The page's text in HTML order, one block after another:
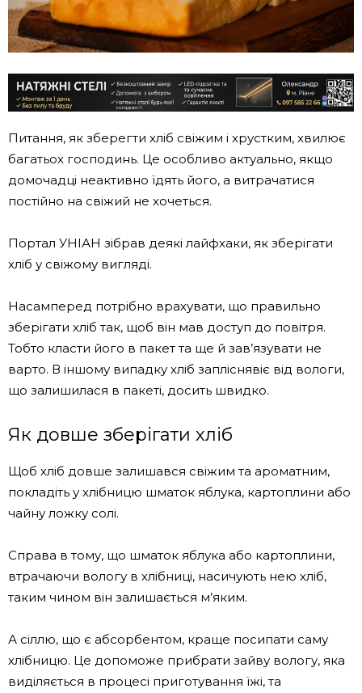
Питання, як зберегти хліб свіжим і хрустким, хвилює
багатьох господинь. Це особливо актуально, якщо
домочадці неактивно їдять його, а витрачатися
постійно на свіжий не хочеться.
Портал УНІАН зібрав деякі лайфхаки, як зберігати
хліб у свіжому вигляді.
Насамперед потрібно врахувати, що правильно
зберігати хліб так, щоб він мав доступ до повітря.
Тобто класти його в пакет та ще й зав’язувати не
варто. В іншому випадку хліб запліснявіє від вологи,
що залишилася в пакеті, досить швидко.
Як довше зберігати хліб
Щоб хліб довше залишався свіжим та ароматним,
покладіть у хлібницю шматок яблука, картоплини або
чайну ложку солі.
Справа в тому, що шматок яблука або картоплини,
втрачаючи вологу в хлібниці, насичують нею хліб,
таким чином він залишається м’яким.
А сіллю, що є абсорбентом, краще посипати саму
хлібницю. Це допоможе прибрати зайву вологу, яка
виділяється в процесі приготування їжі, та